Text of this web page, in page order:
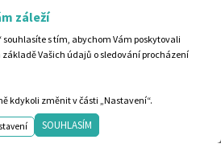
záleží
s tím, abychom Vám poskytovali
Vašich údajů o sledování procházení
kdykoli změnit v části „Nastavení“.
SOUHLASÍM